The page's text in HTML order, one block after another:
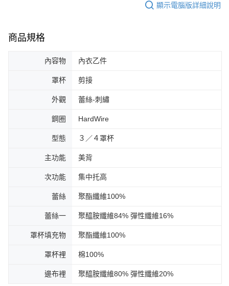
顯示電腦版詳細說明
商品規格
內容物 內衣乙件
罩杯 剪接
外觀 蕾絲-刺繡
鋼圈 HardWire
型態 ３／４罩杯
主功能 美背
次功能 集中托高
蕾絲 聚酯纖維100%
蕾絲一 聚醯胺纖維84% 彈性纖維16%
罩杯填充物 聚酯纖維100%
罩杯裡 棉100%
邊布裡 聚醯胺纖維80% 彈性纖維20%